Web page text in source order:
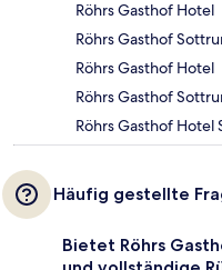
Röhrs Gasthof Hotel
Röhrs Gasthof
Röhrs Gasthof Hotel
Röhrs Gasthof
Röhrs Gasthof Hotel
Häufig gestellte
Bietet Röhrs